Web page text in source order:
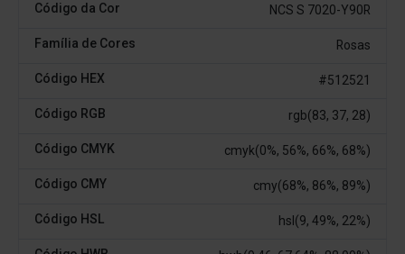
Código da Cor NCS S 7020-Y90R
Família de Cores Rosas
Código HEX #512521
Código RGB rgb(83, 37, 28)
Código CMYK cmyk(0%, 56%, 66%, 68%)
Código CMY cmy(68%, 86%, 89%)
Código HSL hsl(9, 49%, 22%)